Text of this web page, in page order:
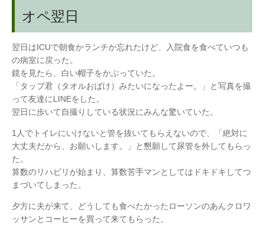
オペ翌日
翌日はICUで朝食かランチか忘れたけど、入院食を食べていつも
の病室に戻った。
鏡を見たら、白い帽子をかぶっていた。
「タップ君（タオルおばけ）みたいになったよー。」と写真を撮
って友達にLINEをした。
翌日に歩いて自撮りしている状況にみんな驚いていた。
1人でトイレにいけないと管を抜いてもらえないので、「絶対に
大丈夫だから、お願いします。」と懇願して尿管を外してもらっ
た。
算数のリハビリが始まり、算数苦手マンとしてはドキドキしてつ
まづいてしまった。
夕方に夫が来て、どうしても食べたかったローソンのあんクロワ
ッサンとコーヒーを買って来てもらった。